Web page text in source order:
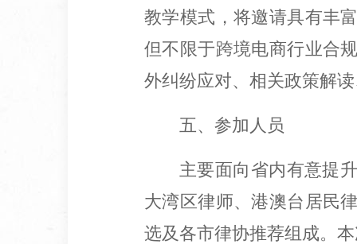
教学模式，将邀请具有丰
但不限于跨境电商行业合
外纠纷应对、相关政策解
五、参加人员
主要面向省内有意提
大湾区律师、港澳台居民
选及各市律协推荐组成。